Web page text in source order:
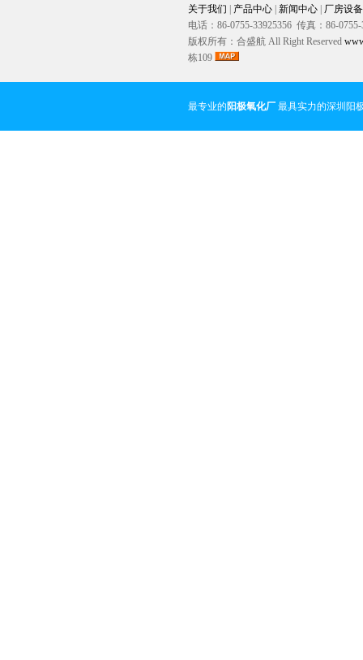
关于我们 | 产品中心 | 新闻中心 | 厂房设备
电话：86-0755-33925356 传真：86-
版权所有：合盛航 All Right Reserved
栋109
最专业的阳极氧化厂 最具实力的深圳阳